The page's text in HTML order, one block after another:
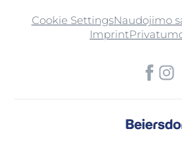
Cookie SettingsNaudojimo
Imprint